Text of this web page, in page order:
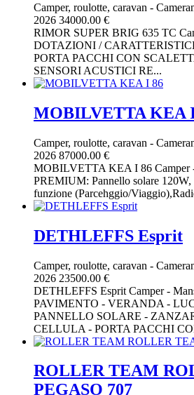
Camper, roulotte, caravan -
2026 34000.00 €
RIMOR SUPER BRIG 635 TC
DOTAZIONI /
PORTA PACCHI CON
SENSORI ACUSTICI RE...
MOBILVETTA KEA
Camper, roulotte, caravan -
2026 87000.00 €
MOBILVETTA KEA I 86 Camper
PREMIUM: Pannello solare 120W,
funzione (Parcehggio/
DETHLEFFS Esprit
Camper, roulotte, caravan -
2026 23500.00 €
DETHLEFFS Esprit Camper -
PAVIMENTO - VERANDA -
PANNELLO SOLARE -
CELLULA - PORTA PACCHI
ROLLER TEAM
PEGASO 707